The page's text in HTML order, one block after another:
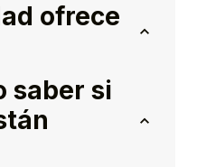
ofrece
saber si